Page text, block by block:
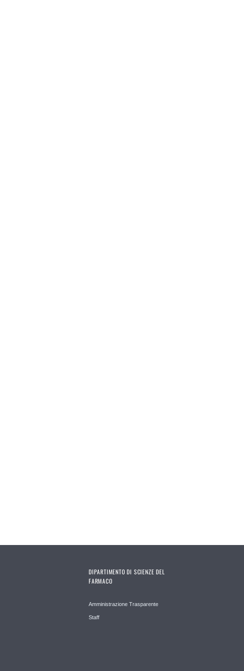
DIPARTIMENTO DI SCIENZE DEL
FARMACO
Amministrazione Trasparente
Staff